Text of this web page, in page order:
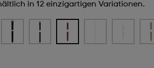
in 12 einzigartigen Variationen.